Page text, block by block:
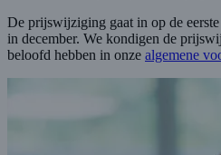
De prijswijziging gaat in op de
in december. We kondigen de
beloofd hebben in onze algemene